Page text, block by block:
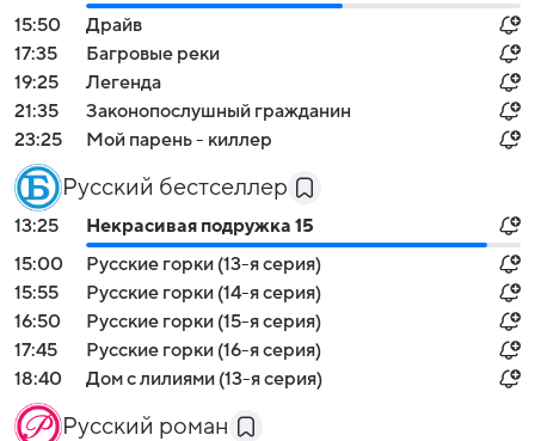
15:50
Драйв
17:35
Багровые реки
19:25
Легенда
21:35
Законопослушный гражданин
23:25
Мой парень - киллер
Русский бестселлер
13:25
Некрасивая подружка 15
15:00
Русские горки (13-я серия)
15:55
Русские горки (14-я серия)
16:50
Русские горки (15-я серия)
17:45
Русские горки (16-я серия)
18:40
Дом с лилиями (13-я серия)
Русский роман